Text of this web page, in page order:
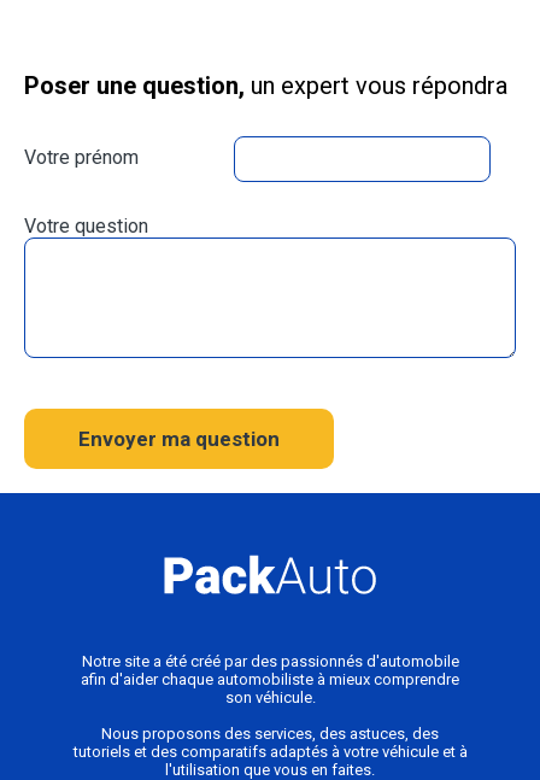
Poser une question, un expert vous répondra
Votre prénom
Votre question
Envoyer ma question
Notre site a été créé par des passionnés d'automobile
afin d'aider chaque automobiliste à mieux comprendre
son véhicule.
Nous proposons des services, des astuces, des
tutoriels et des comparatifs adaptés à votre véhicule et à
l'utilisation que vous en faites.